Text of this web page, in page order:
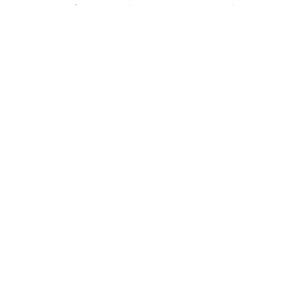
Fiona*, referente sobreviviente en Bolivia a